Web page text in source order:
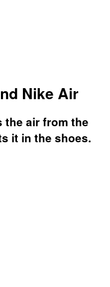
Nike Air
the air from the
it in the shoes.